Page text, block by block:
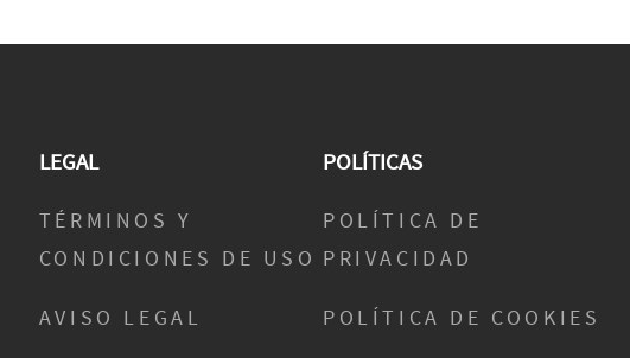
LEGAL
TÉRMINOS Y
CONDICIONES DE USO
AVISO LEGAL
POLÍTICAS
POLÍTICA DE
PRIVACIDAD
POLÍTICA DE COOKIES